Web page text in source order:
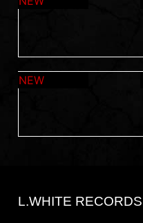
L.WHITE RECORDS